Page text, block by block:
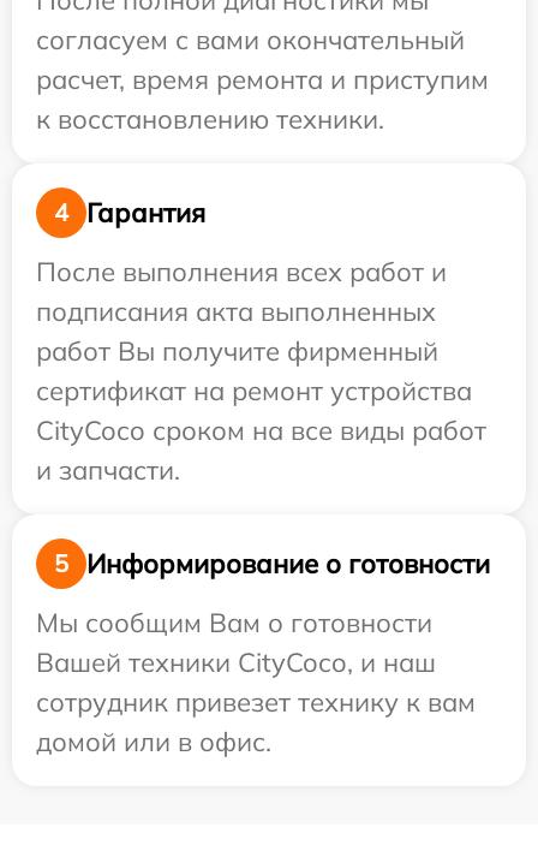
согласуем с вами окончательный
расчет, время ремонта и приступим
к восстановлению техники.
4
Гарантия
После выполнения всех работ и
подписания акта выполненных
работ Вы получите фирменный
сертификат на ремонт устройства
CityCoco сроком на все виды работ
и запчасти.
5
Информирование о готовности
Мы сообщим Вам о готовности
Вашей техники CityCoco, и наш
сотрудник привезет технику к вам
домой или в офис.